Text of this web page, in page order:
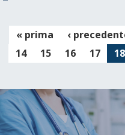
« prima ‹
14
15 16 17 18